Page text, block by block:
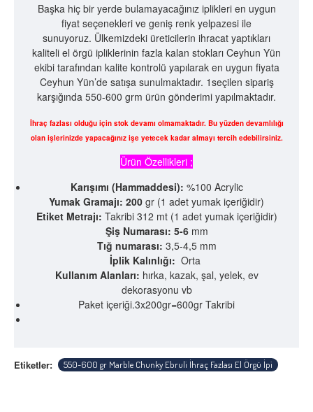
Başka hiç bir yerde bulamayacağınız iplikleri en uygun
fiyat seçenekleri ve geniş renk yelpazesi ile
sunuyoruz. Ülkemizdeki üreticilerin ihracat yaptıkları
kaliteli el örgü ipliklerinin fazla kalan stokları Ceyhun Yün
ekibi tarafından kalite kontrolü yapılarak en uygun fiyata
Ceyhun Yün’de satışa sunulmaktadır. 1seçilen sipariş
karşığında 550-600 grm ürün gönderimi yapılmaktadır.
İhraç fazlası olduğu için stok devamı olmamaktadır. Bu yüzden devamlılığı
olan işlerinizde yapacağınız işe yetecek kadar almayı tercih edebilirsiniz.
Ürün Özellikleri ;
Karışımı (Hammaddesi): %100 Acrylic
Yumak Gramajı: 200 gr (1 adet yumak içeriğidir)
Etiket Metrajı: Takribi 312 mt (1 adet yumak içeriğidir)
Şiş Numarası: 5-6 mm
Tığ numarası: 3,5-4,5 mm
İplik Kalınlığı: Orta
Kullanım Alanları: hırka, kazak, şal, yelek, ev
dekorasyonu vb
Paket içeriği.3x200gr=600gr Takribi
Etiketler: 550-600 gr Marble Chunky Ebruli İhraç Fazlası El Örgü İpi